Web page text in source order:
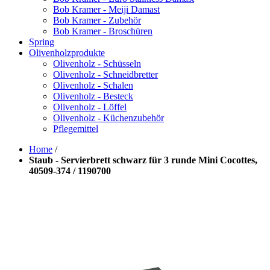
Bob Kramer - Meiji Damast
Bob Kramer - Zubehör
Bob Kramer - Broschüren
Spring
Olivenholzprodukte
Olivenholz - Schüsseln
Olivenholz - Schneidbretter
Olivenholz - Schalen
Olivenholz - Besteck
Olivenholz - Löffel
Olivenholz - Küchenzubehör
Pflegemittel
Home /
Staub - Servierbrett schwarz für 3 runde Mini Cocottes,
40509-374 / 1190700